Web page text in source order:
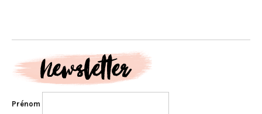
Prénom